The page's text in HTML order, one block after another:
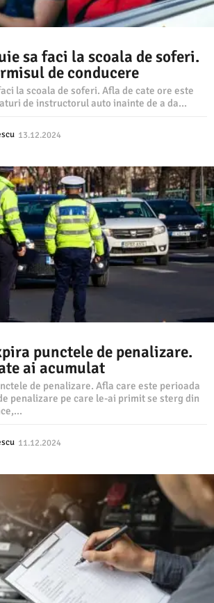
sa faci la scoala de soferi.
de conducere
la scoala de soferi. Afla de cate ore este
de instructorul auto inainte de a da...
13.12.2024
1
2
.
2
0
2
4
punctele de penalizare.
ai acumulat
de penalizare. Afla care este perioada
penalizare pe care le-ai primit se sterg din
11.12.2024
2
.
2
0
2